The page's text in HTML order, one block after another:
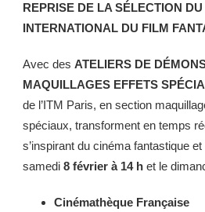
REPRISE DE LA SÉLECTION
INTERNATIONAL DU FILM
Avec des ATELIERS DE
MAQUILLAGES EFFETS
de l’ITM Paris, en section
spéciaux, transforment en temps
s’inspirant du cinéma fantastique
samedi 8 février à 14 h et le
Cinémathèque Française